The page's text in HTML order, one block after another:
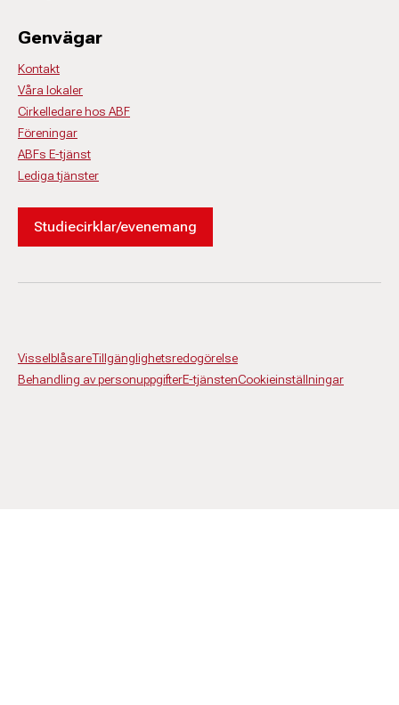
Genvägar
Kontakt
Våra lokaler
Cirkelledare hos ABF
Föreningar
ABFs E-tjänst
Lediga tjänster
Studiecirklar/evenemang
VisselblåsareTillgänglighetsredogörelse
Behandling av personuppgifterE-tjänstenCookieinställningar